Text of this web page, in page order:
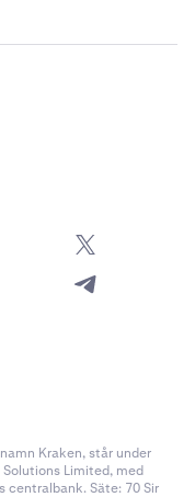
Kraken, står under
Limited, med
centralbank. Säte: 70 Sir